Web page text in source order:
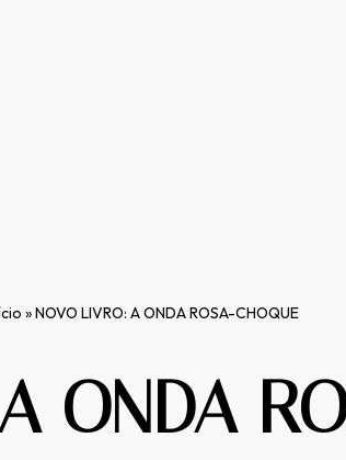
»NOVO LIVRO: A ONDA ROSA-CHOQUE
ONDA